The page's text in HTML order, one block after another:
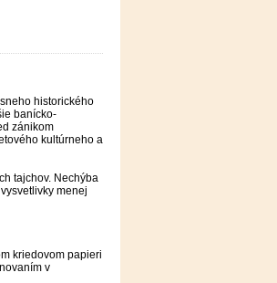
historického
banícko-
zánikom
kultúrneho a
tajchov. Nechýba
menej
kriedovom papieri
v